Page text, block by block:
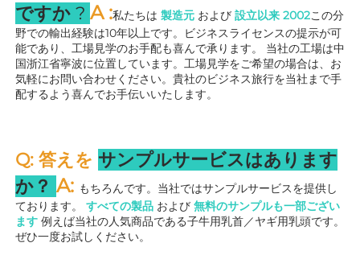
ですか ? A :私たちは 製造元 および 設立以来 2002この分
野での輸出経験は10年以上です。ビジネスライセンスの提示が可
能であり、工場見学のお手配も喜んで承ります。 当社の工場は中
国浙江省寧波に位置しています。工場見学をご希望の場合は、お
気軽にお問い合わせください。貴社のビジネス旅行を当社まで手
配するよう喜んでお手伝いいたします。
Q: 答えを サンプルサービスはあります
か？ A: もちろんです。当社ではサンプルサービスを提供し
ております。 すべての製品 および 無料のサンプルも一部ござい
ます 例えば当社の人気商品である子牛用乳首／ヤギ用乳頭です。
ぜひ一度お試しください。